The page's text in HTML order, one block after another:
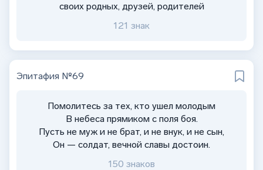
своих родных, друзей, родителей
121 знак
Эпитафия №69
Помолитесь за тех, кто ушел молодым
В небеса прямиком с поля боя.
Пусть не муж и не брат, и не внук, и не сын,
Он — солдат, вечной славы достоин.
150 знаков